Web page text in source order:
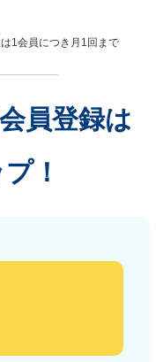
1会員につき月1回まで
員登録は
！